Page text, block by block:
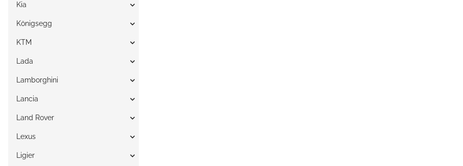
Kia
Königsegg
KTM
Lada
Lamborghini
Lancia
Land Rover
Lexus
Ligier